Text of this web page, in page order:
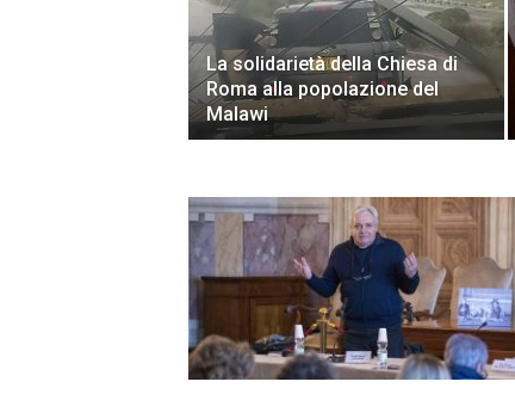
La solidarietà della Chiesa di
Roma alla popolazione del
Malawi